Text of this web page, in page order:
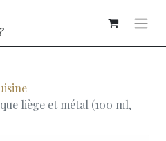
liège et métal (100 ml,